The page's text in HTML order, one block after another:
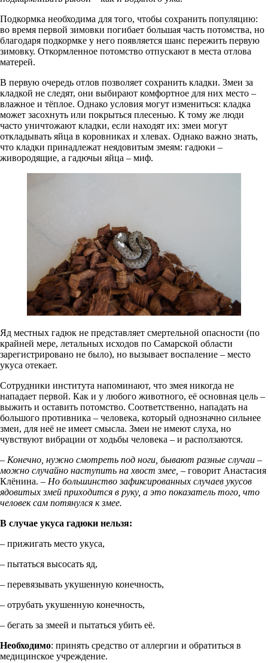
Подкормка необходима для того, чтобы сохранить популяцию:
во время первой зимовки погибает большая часть потомства, но
благодаря подкормке у него появляется шанс пережить первую
зимовку. Откормленное потомство отпускают в места отлова
матерей.
В первую очередь отлов позволяет сохранить кладки. Змеи за
кладкой не следят, они выбирают комфортное для них место –
влажное и тёплое. Однако условия могут измениться: кладка
может засохнуть или покрыться плесенью. К тому же люди
часто уничтожают кладки, если находят их: змеи могут
откладывать яйца в коровниках и хлевах. Однако важно знать,
что кладки принадлежат неядовитым змеям: гадюки –
живородящие, а гадючьи яйца – миф.
Яд местных гадюк не представляет смертельной опасности (по
крайней мере, летальных исходов по Самарской области
зарегистрировано не было), но вызывает воспаление – место
укуса отекает.
Сотрудники института напоминают, что змея никогда не
нападает первой. Как и у любого животного, её основная цель –
выжить и оставить потомство. Соответственно, нападать на
большого противника – человека, который однозначно сильнее
змеи, для неё не имеет смысла. Змеи не имеют слуха, но
чувствуют вибрации от ходьбы человека – и расползаются.
– Конечно, нужно смотреть под ноги, бывают разные случаи –
можно случайно наступить на хвост змее, – говорит Анастасия
Клёнина. – Но большинство зафиксированных случаев укусов
ядовитых змей приходится в руку, а это показатель того, что
человек сам потянулся к змее.
В случае укуса гадюки нельзя:
– прижигать место укуса,
– пытаться высосать яд,
– перевязывать укушенную конечность,
– отрубать укушенную конечность,
– бегать за змеей и пытаться убить её.
Необходимо: принять средство от аллергии и обратиться в
медицинское учреждение.